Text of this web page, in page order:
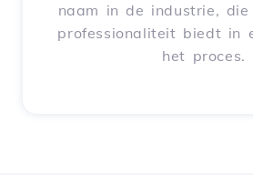
naam in de industrie,
professionaliteit biedt in
het proces.